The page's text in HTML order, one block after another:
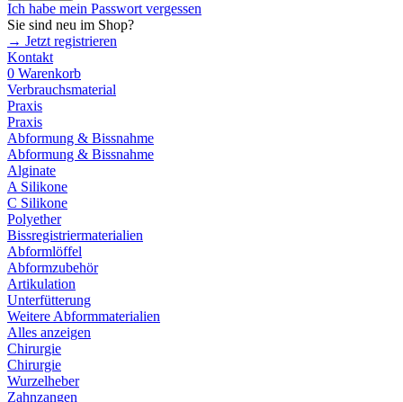
Ich habe mein Passwort vergessen
Sie sind neu im Shop?
→ Jetzt registrieren
Kontakt
0 Warenkorb
Verbrauchsmaterial
Praxis
Praxis
Abformung & Bissnahme
Abformung & Bissnahme
Alginate
A Silikone
C Silikone
Polyether
Bissregistriermaterialien
Abformlöffel
Abformzubehör
Artikulation
Unterfütterung
Weitere Abformmaterialien
Alles anzeigen
Chirurgie
Chirurgie
Wurzelheber
Zahnzangen